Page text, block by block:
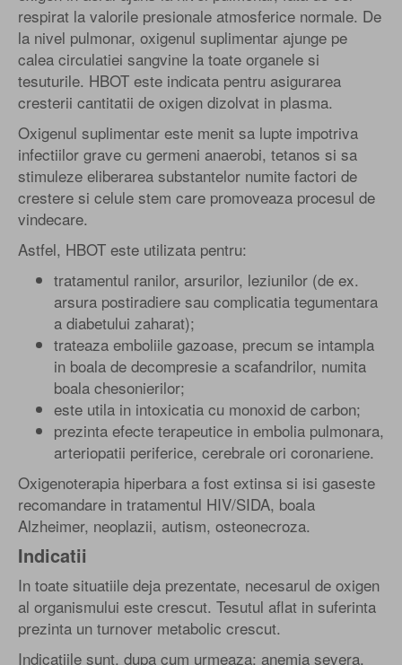
respirat la valorile presionale atmosferice normale. De
la nivel pulmonar, oxigenul suplimentar ajunge pe
calea circulatiei sangvine la toate organele si
tesuturile. HBOT este indicata pentru asigurarea
cresterii cantitatii de oxigen dizolvat in plasma.
Oxigenul suplimentar este menit sa lupte impotriva
infectiilor grave cu germeni anaerobi, tetanos si sa
stimuleze eliberarea substantelor numite factori de
crestere si celule stem care promoveaza procesul de
vindecare.
Astfel, HBOT este utilizata pentru:
tratamentul ranilor, arsurilor, leziunilor (de ex.
arsura postiradiere sau complicatia tegumentara
a diabetului zaharat);
trateaza emboliile gazoase, precum se intampla
in boala de decompresie a scafandrilor, numita
boala chesonierilor;
este utila in intoxicatia cu monoxid de carbon;
prezinta efecte terapeutice in embolia pulmonara,
arteriopatii periferice, cerebrale ori coronariene.
Oxigenoterapia hiperbara a fost extinsa si isi gaseste
recomandare in tratamentul HIV/SIDA, boala
Alzheimer, neoplazii, autism, osteonecroza.
Indicatii
In toate situatiile deja prezentate, necesarul de oxigen
al organismului este crescut. Tesutul aflat in suferinta
prezinta un turnover metabolic crescut.
Indicatiile sunt, dupa cum urmeaza: anemia severa,